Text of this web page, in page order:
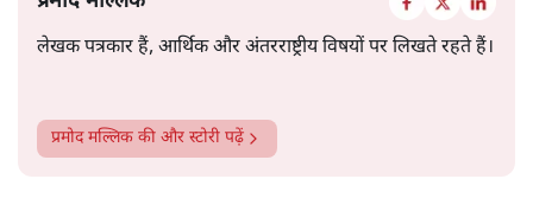
लेखक पत्रकार हैं, आर्थिक और अंतरराष्ट्रीय विषयों पर लिखते रहते हैं।
प्रमोद मल्लिक की और स्टोरी पढ़ें